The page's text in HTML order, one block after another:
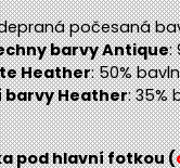
počesaná
barvy Antique:
Heather:50%
Heather: 35%
pod hlavní fotkou (